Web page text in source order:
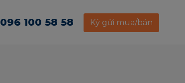
096 100 58 58 Ký gửi mua/bán